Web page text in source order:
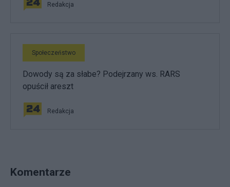
Redakcja
Społeczeństwo
Dowody są za słabe? Podejrzany ws. RARS
opuścił areszt
Redakcja
Komentarze